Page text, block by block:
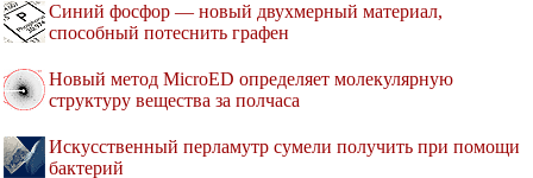
Синий фосфор — новый двухмерный материал,
способный потеснить графен
Новый метод MicroED определяет молекулярную
структуру вещества за полчаса
Искусственный перламутр сумели получить при помощи
бактерий